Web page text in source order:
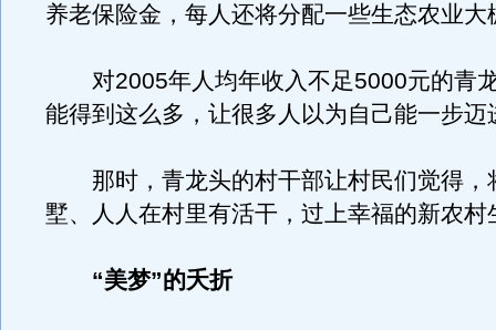
养老保险金，每人还将分配一些生态农业大
对2005年人均年收入不足5000元的青
能得到这么多，让很多人以为自己能一步迈
那时，青龙头的村干部让村民们觉得，
墅、人人在村里有活干，过上幸福的新农村
“美梦”的夭折